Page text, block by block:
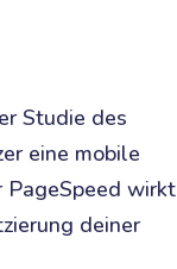
Studie des
eine mobile
PageSpeed wirkt
deiner